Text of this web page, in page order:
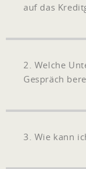
auf das
2. Welche
Gespräch
3. Wie kann